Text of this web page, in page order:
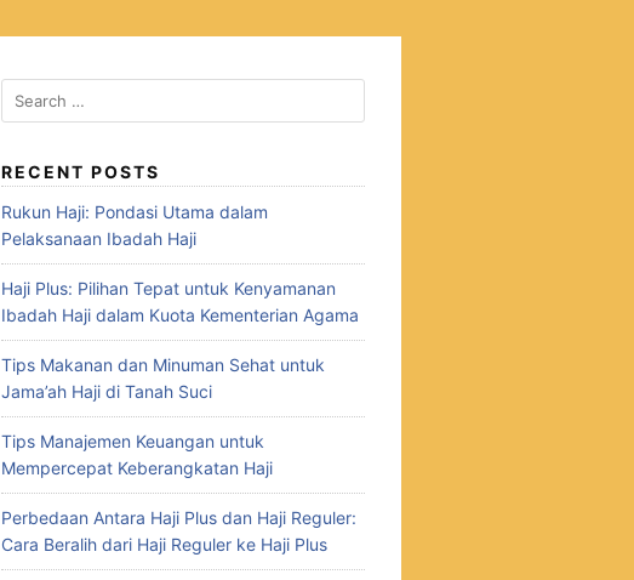
RECENT POSTS
Rukun Haji: Pondasi Utama dalam
Pelaksanaan Ibadah Haji
Haji Plus: Pilihan Tepat untuk Kenyamanan
Ibadah Haji dalam Kuota Kementerian Agama
Tips Makanan dan Minuman Sehat untuk
Jama’ah Haji di Tanah Suci
Tips Manajemen Keuangan untuk
Mempercepat Keberangkatan Haji
Perbedaan Antara Haji Plus dan Haji Reguler:
Cara Beralih dari Haji Reguler ke Haji Plus